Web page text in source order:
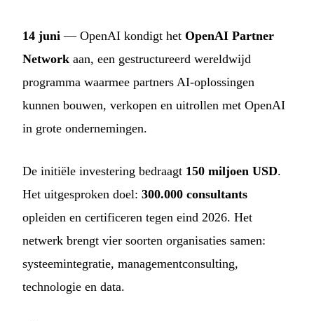
14 juni — OpenAI kondigt het OpenAI Partner
Network aan, een gestructureerd wereldwijd
programma waarmee partners AI-oplossingen
kunnen bouwen, verkopen en uitrollen met OpenAI
in grote ondernemingen.
De initiële investering bedraagt 150 miljoen USD.
Het uitgesproken doel: 300.000 consultants
opleiden en certificeren tegen eind 2026. Het
netwerk brengt vier soorten organisaties samen:
systeemintegratie, managementconsulting,
technologie en data.